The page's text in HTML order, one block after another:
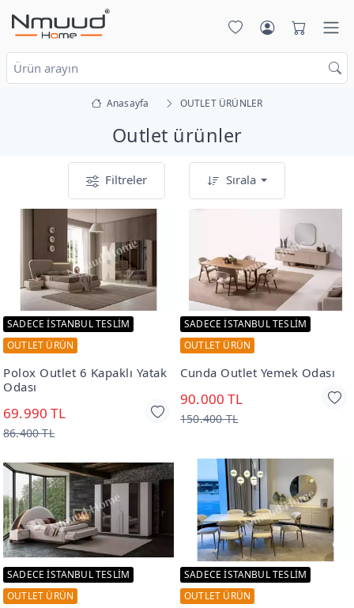
Anasayfa OUTLET ÜRÜNLER
Outlet ürünler
Filtreler Sırala
SADECE İSTANBUL TESLİM
OUTLET ÜRÜN
Polox Outlet 6 Kapaklı Yatak
Odası
69.990 TL
86.400 TL
SADECE İSTANBUL TESLİM
OUTLET ÜRÜN
Cunda Outlet Yemek Odası
90.000 TL
150.400 TL
SADECE İSTANBUL TESLİM
OUTLET ÜRÜN
SADECE İSTANBUL TESLİM
OUTLET ÜRÜN